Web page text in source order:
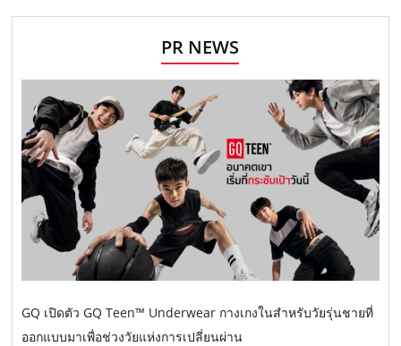
PR NEWS
GQ เปิดตัว GQ Teen™ Underwear กางเกงในสำหรับวัยรุ่นชายที่
ออกแบบมาเพื่อช่วงวัยแห่งการเปลี่ยนผ่าน